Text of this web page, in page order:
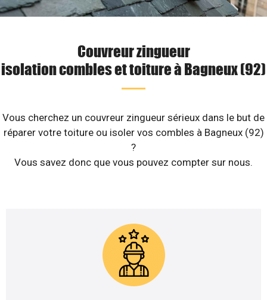
Couvreur zingueur
isolation combles et toiture à Bagneux (92)
Vous cherchez un couvreur zingueur sérieux dans le but de
réparer votre toiture ou isoler vos combles à Bagneux (92)
?
Vous savez donc que vous pouvez compter sur nous.